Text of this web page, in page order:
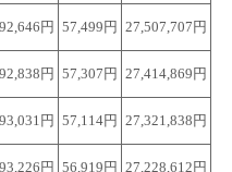
92,646円 57,499円 27,507,707円
92,838円 57,307円 27,414,869円
93,031円 57,114円 27,321,838円
93,226円 56,919円 27,228,612円